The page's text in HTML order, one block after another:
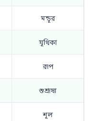
মন্ডূর
যূথিকা
রূপ
শুশ্রূষা
শূল